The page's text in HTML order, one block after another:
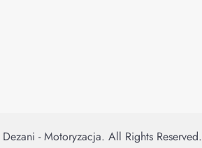
Dezani - Motoryzacja. All Rights Reserved.